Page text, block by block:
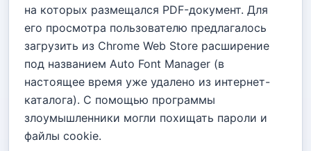
на которых размещался PDF-документ. Для
его просмотра пользователю предлагалось
загрузить из Chrome Web Store расширение
под названием Auto Font Manager (в
настоящее время уже удалено из интернет-
каталога). С помощью программы
злоумышленники могли похищать пароли и
файлы cookie.